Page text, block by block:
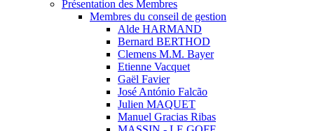
Présentation des Membres
Membres du conseil de gestion
Alde HARMAND
Bernard BERTHOD
Clemens M.M. Bayer
Etienne Vacquet
Gaël Favier
José António Falcão
Julien MAQUET
Manuel Gracias Ribas